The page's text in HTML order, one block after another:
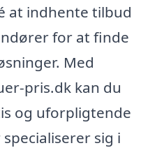
at indhente tilbud
for at finde
Med
pris.dk kan du
og uforpligtende
sig i